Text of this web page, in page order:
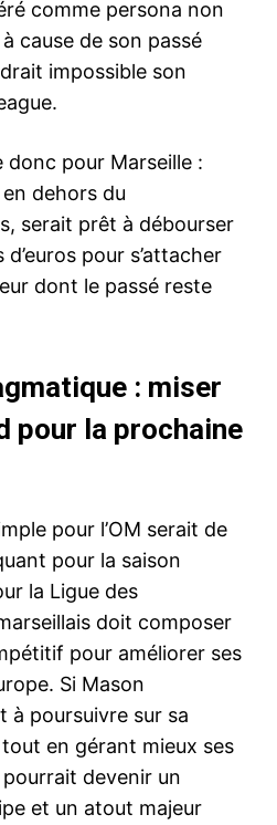
comme persona non
cause de son passé
impossible son
donc pour Marseille :
dehors du
serait prêt à débourser
pour s’attacher
dont le passé reste
: miser
pour la prochaine
pour l’OM serait de
pour la saison
la Ligue des
doit composer
pour améliorer ses
Si Mason
à poursuivre sur sa
en gérant mieux ses
devenir un
et un atout majeur